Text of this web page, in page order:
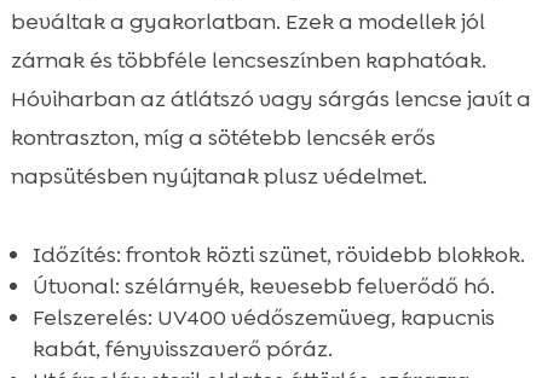
beváltak a gyakorlatban. Ezek a modellek jól
zárnak és többféle lencseszínben kaphatóak.
Hóviharban az átlátszó vagy sárgás lencse javít a
kontraszton, míg a sötétebb lencsék erős
napsütésben nyújtanak plusz védelmet.
Időzítés: frontok közti szünet, rövidebb blokkok.
Útvonal: szélárnyék, kevesebb felverődő hó.
Felszerelés: UV400 védőszemüveg, kapucnis
kabát, fényvisszaverő póráz.